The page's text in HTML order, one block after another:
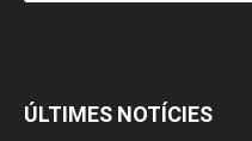
ÚLTIMES NOTÍCIES